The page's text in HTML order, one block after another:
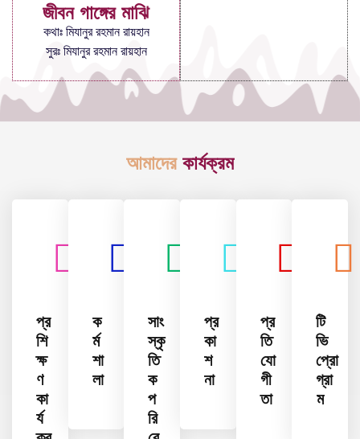
জীবন গাঙ্গের মাঝি
কথাঃ মিযানুর রহমান রায়হান
সুরঃ মিযানুর রহমান রায়হান
আমাদের কার্যক্রম
প্র
শি
ক্ষ
ণ
কা
র্য
ক
র্ম
শা
লা
সাং
স্কৃ
তি
ক
প
রি
প্র
কা
শ
না
প্র
তি
যো
গী
তা
টি
ভি
প্রো
গ্রা
ম